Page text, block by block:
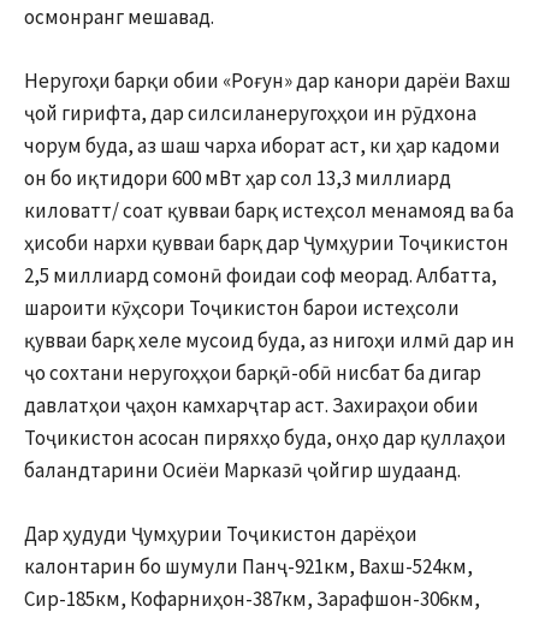
осмонранг мешавад.
Неругоҳи барқи обии «Роғун» дар канори дарёи Вахш
ҷой гирифта, дар силсиланеругоҳҳои ин рӯдхона
чорум буда, аз шаш чарха иборат аст, ки ҳар кадоми
он бо иқтидори 600 мВт ҳар сол 13,3 миллиард
киловатт/ соат қувваи барқ истеҳсол менамояд ва ба
ҳисоби нархи қувваи барқ дар Ҷумҳурии Тоҷикистон
2,5 миллиард сомонӣ фоидаи соф меорад. Албатта,
шароити кӯҳсори Тоҷикистон барои истеҳсоли
қувваи барқ хеле мусоид буда, аз нигоҳи илмӣ дар ин
ҷо сохтани неругоҳҳои барқӣ-обӣ нисбат ба дигар
давлатҳои ҷаҳон камхарҷтар аст. Захираҳои обии
Тоҷикистон асосан пиряхҳо буда, онҳо дар қуллаҳои
баландтарини Осиёи Марказӣ ҷойгир шудаанд.
Дар ҳудуди Ҷумҳурии Тоҷикистон дарёҳои
калонтарин бо шумули Панҷ-921км, Вахш-524км,
Сир-185км, Кофарниҳон-387км, Зарафшон-306км,